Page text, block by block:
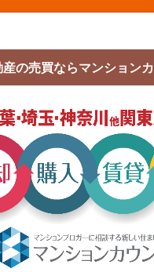
産の売買ならマンション